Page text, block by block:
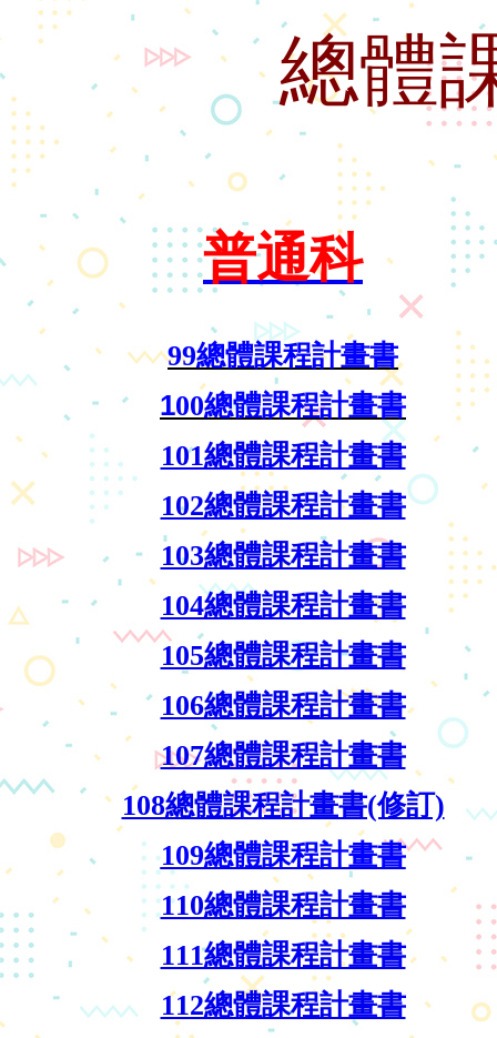
總體
普通科
99總體課程計畫書
100總體課程計畫書
101總體課程計畫書
102總體課程計畫書
103總體課程計畫書
104總體課程計畫書
105總體課程計畫書
106總體課程計畫書
107總體課程計畫書
108總體課程計畫書(修訂)
109總體課程計畫書
110總體課程計畫書
111總體課程計畫書
112總體課程計畫書